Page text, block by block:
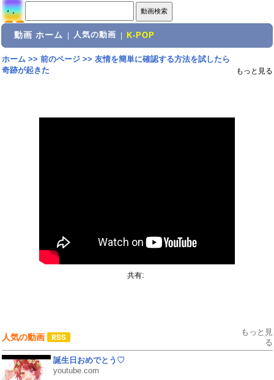
動画 ホーム 人気の動画 K-POP
ホーム>> 前のページ>> 友情を簡単に確認する方法を試したら
奇跡が起きた
もっと見る
共有:
人気の動画
もっと見
る
誕生日おめでとう♡
youtube.com